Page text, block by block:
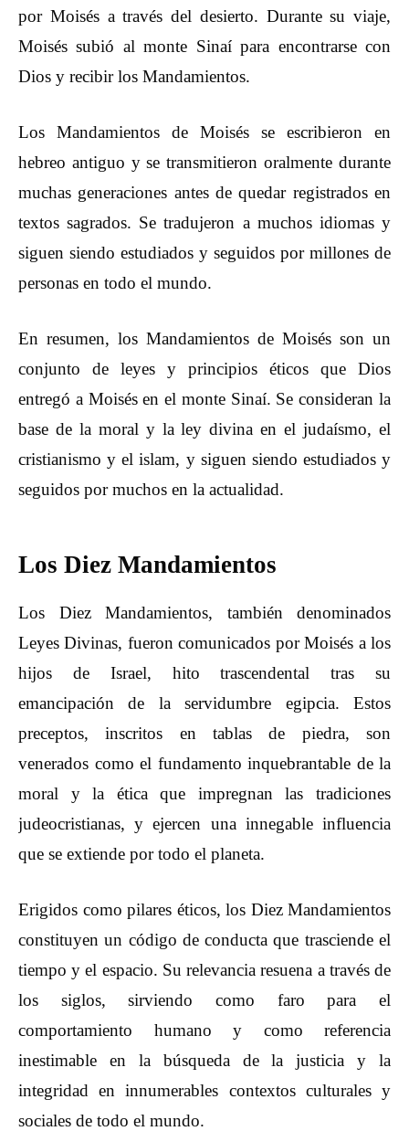
por Moisés a través del desierto. Durante su viaje,
Moisés subió al monte Sinaí para encontrarse con
Dios y recibir los Mandamientos.
Los Mandamientos de Moisés se escribieron en
hebreo antiguo y se transmitieron oralmente durante
muchas generaciones antes de quedar registrados en
textos sagrados. Se tradujeron a muchos idiomas y
siguen siendo estudiados y seguidos por millones de
personas en todo el mundo.
En resumen, los Mandamientos de Moisés son un
conjunto de leyes y principios éticos que Dios
entregó a Moisés en el monte Sinaí. Se consideran la
base de la moral y la ley divina en el judaísmo, el
cristianismo y el islam, y siguen siendo estudiados y
seguidos por muchos en la actualidad.
Los Diez Mandamientos
Los Diez Mandamientos, también denominados
Leyes Divinas, fueron comunicados por Moisés a los
hijos de Israel, hito trascendental tras su
emancipación de la servidumbre egipcia. Estos
preceptos, inscritos en tablas de piedra, son
venerados como el fundamento inquebrantable de la
moral y la ética que impregnan las tradiciones
judeocristianas, y ejercen una innegable influencia
que se extiende por todo el planeta.
Erigidos como pilares éticos, los Diez Mandamientos
constituyen un código de conducta que trasciende el
tiempo y el espacio. Su relevancia resuena a través de
los siglos, sirviendo como faro para el
comportamiento humano y como referencia
inestimable en la búsqueda de la justicia y la
integridad en innumerables contextos culturales y
sociales de todo el mundo.